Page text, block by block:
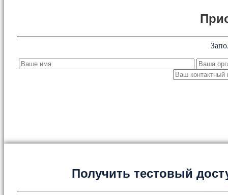
Получить тестовый